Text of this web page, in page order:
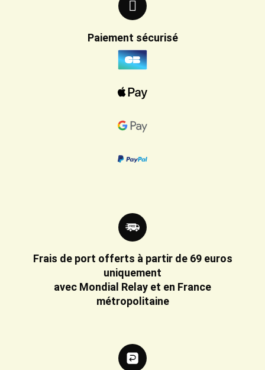
Paiement sécurisé
Frais de port offerts à partir de 69 euros
uniquement
avec Mondial Relay et en France
métropolitaine